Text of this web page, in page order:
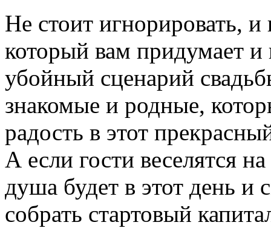
Не стоит игнорировать,
который вам придумает
убойный сценарий
знакомые и родные,
радость в этот
А если гости веселятся
душа будет в этот день и
собрать стартовый